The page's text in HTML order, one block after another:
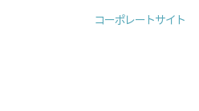
コーポレートサイト